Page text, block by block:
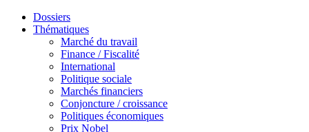
Dossiers
Thématiques
Marché du travail
Finance / Fiscalité
International
Politique sociale
Marchés financiers
Conjoncture / croissance
Politiques économiques
Prix Nobel